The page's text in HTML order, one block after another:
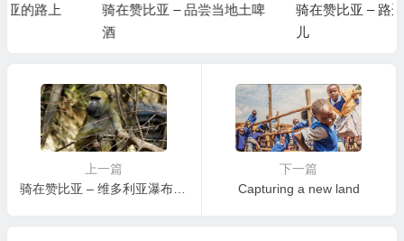
骑在赞比亚 – 品尝当地土啤
骑在赞比亚 – 路边的一些花
上一篇
骑在赞比亚 – 维多利亚瀑布旁的狒狒
下一篇
Capturing a new land